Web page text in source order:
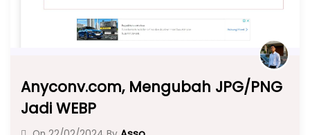
Anyconv.com, Mengubah JPG/PNG
Jadi WEBP